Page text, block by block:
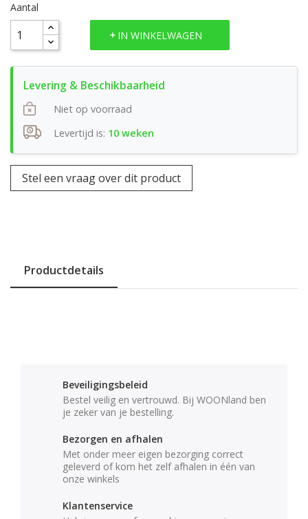
Aantal
IN WINKELWAGEN
Niet op voorraad
Levertijd is: 10 weken
Stel een vraag over dit product
Productdetails
Beveiligingsbeleid
Bestel veilig en vertrouwd. Bij WOONland ben
je zeker van je bestelling.
Bezorgen en afhalen
Met onder meer eigen bezorging correct
geleverd of kom het zelf afhalen in één van
onze winkels
Klantenservice